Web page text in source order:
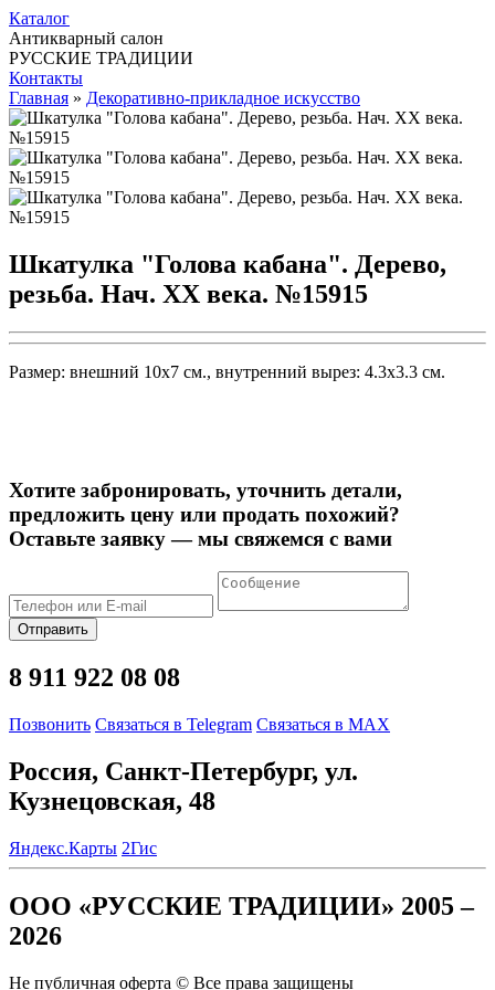
Каталог
Антикварный салон
РУССКИЕ ТРАДИЦИИ
Контакты
Главная » Декоративно-прикладное искусство
Шкатулка "Голова кабана". Дерево,
резьба. Нач. ХХ века. №15915
Размер: внешний 10х7 см., внутренний вырез: 4.3х3.3 см.
Хотите забронировать, уточнить детали,
предложить цену или продать похожий?
Оставьте заявку — мы свяжемся с вами
Отправить
8 911 922 08 08
Позвонить Связаться в Telegram Связаться в MAX
Россия, Санкт-Петербург, ул.
Кузнецовская, 48
Яндекс.Карты 2Гис
ООО «РУССКИЕ ТРАДИЦИИ» 2005 –
2026
Не публичная оферта © Все права защищены